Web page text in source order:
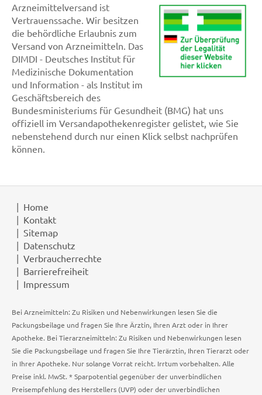
Arzneimittelversand ist
Vertrauenssache. Wir besitzen
die behördliche Erlaubnis zum
Versand von Arzneimitteln. Das
DIMDI - Deutsches Institut für
Medizinische Dokumentation
und Information - als Institut im
Geschäftsbereich des
Bundesministeriums für Gesundheit (BMG) hat uns
offiziell im Versandapothekenregister gelistet, wie Sie
nebenstehend durch nur einen Klick selbst nachprüfen
können.
Home
Kontakt
Sitemap
Datenschutz
Verbraucherrechte
Barrierefreiheit
Impressum
Bei Arzneimitteln: Zu Risiken und Nebenwirkungen lesen Sie die
Packungsbeilage und fragen Sie Ihre Ärztin, Ihren Arzt oder in Ihrer
Apotheke. Bei Tierarzneimitteln: Zu Risiken und Nebenwirkungen lesen
Sie die Packungsbeilage und fragen Sie Ihre Tierärztin, Ihren Tierarzt oder
in Ihrer Apotheke. Nur solange Vorrat reicht. Irrtum vorbehalten. Alle
Preise inkl. MwSt. * Sparpotential gegenüber der unverbindlichen
Preisempfehlung des Herstellers (UVP) oder der unverbindlichen